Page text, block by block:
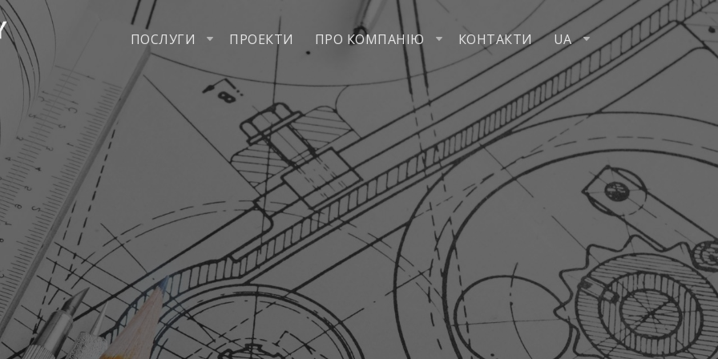
ПОСЛУГИ ПРОЕКТИ ПРО КОМПАНІЮ КОНТАКТИ UA